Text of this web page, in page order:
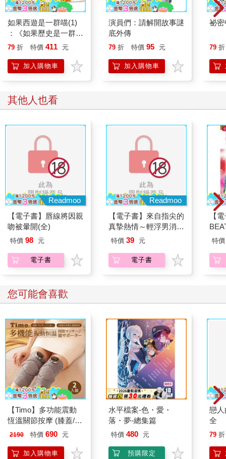
如果西遊是一群喵(1)
：《如果歷史是一群
喵》作者最新力作，附
79 折 特價 411 元
加入購物車
演員們：請解開故事謎
底外傳
79 折 特價 95 元
加入購物車
祕
79 折
其他人也看
Readmoo
【電子書】唇線將因親
吻被暈開(全)
特價 98 元
電子書
Readmoo
【電子書】來自指尖的
真摯熱情～輕浮男消防
員帶著熱烈眼神擁抱我
特價 39 元
電子書
【
（
特價
您可能會喜歡
【Timo】多功能震動
恆溫關節按摩 (膝蓋/
肩/手肘通用) 無線充電
膝熱敷【雙入組】
2190 特價 690 元
加入購物車
水平檔案-色・愛・
落・夢-總集篇
特價 480 元
預購限定
戀
全
79 折